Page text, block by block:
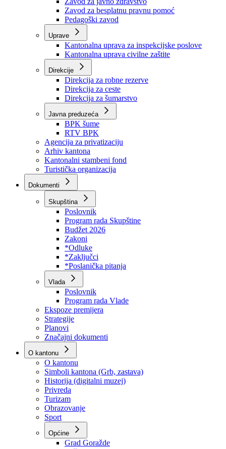
Zavodi
Zavod zdravstvenog osiguranja
Zavod za javno zdravstvo
Zavod za besplatnu pravnu pomoć
Pedagoški zavod
Kantonalna uprava za inspekcijske poslove
Kantonalna uprava civilne zaštite
Direkcije
Direkcija za robne rezerve
Direkcija za ceste
Direkcija za šumarstvo
Javna preduzeća
BPK šume
RTV BPK
Agencija za privatizaciju
Arhiv kantona
Kantonalni stambeni fond
Turistička organizacija
Dokumenti
Skupština
Poslovnik
Program rada Skupštine
Budžet 2026
Zakoni
*Odluke
*Zaključci
*Poslanička pitanja
Vlada
Poslovnik
Program rada Vlade
Ekspoze premijera
Strategije
Planovi
Značajni dokumenti
O kantonu
O kantonu
Simboli kantona (Grb, zastava)
Historija (digitalni muzej)
Privreda
Turizam
Obrazovanje
Sport